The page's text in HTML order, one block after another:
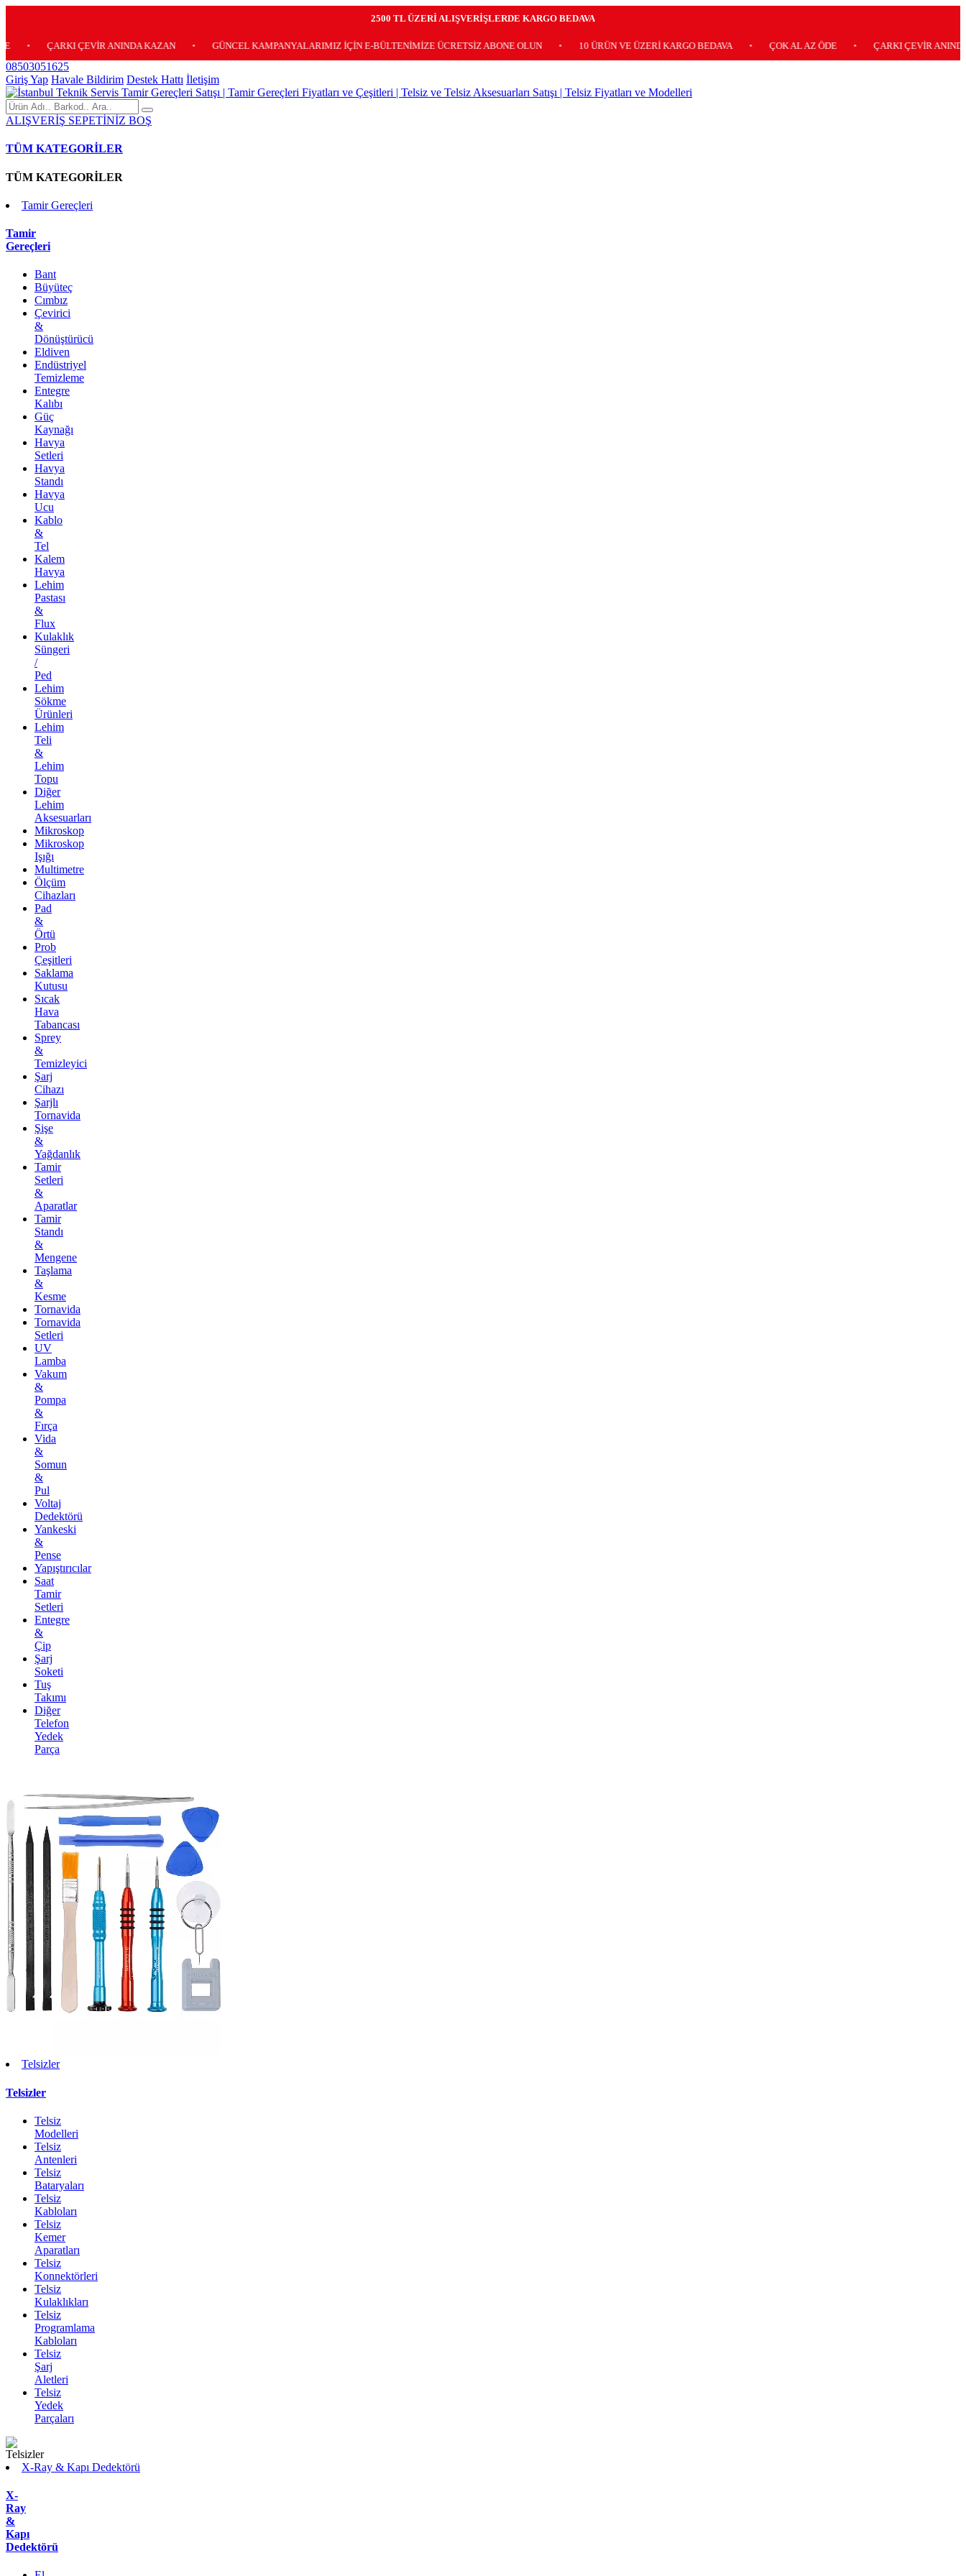
2500 TL ÜZERİ ALIŞVERİŞLERDE KARGO BEDAVA
ÇARKI ÇEVİR ANINDA KAZAN • GÜNCEL KAMPANYALARIMIZ İÇİN E-BÜLTENİMİZE ÜCRETSİZ ABONE OLUN • 10 ÜRÜN VE ÜZERİ KARGO BEDAVA • ÇOK AL AZ ÖDE • ÇARKI ÇEVİR ANINDA KAZAN
08503051625
Giriş Yap Havale Bildirim Destek Hattı İletişim
ALIŞVERİŞ SEPETİNİZ BOŞ
TÜM KATEGORİLER
TÜM KATEGORİLER
Tamir Gereçleri
Tamir
Gereçleri
Bant
Büyüteç
Cımbız
Çevirici
&
Dönüştürücü
Eldiven
Endüstriyel
Temizleme
Entegre
Kalıbı
Güç
Kaynağı
Havya
Setleri
Havya
Standı
Havya
Ucu
Kablo
&
Tel
Kalem
Havya
Lehim
Pastası
&
Flux
Kulaklık
Süngeri
/
Ped
Lehim
Sökme
Ürünleri
Lehim
Teli
&
Lehim
Topu
Diğer
Lehim
Aksesuarları
Mikroskop
Mikroskop
Işığı
Multimetre
Ölçüm
Cihazları
Pad
&
Örtü
Prob
Çeşitleri
Saklama
Kutusu
Sıcak
Hava
Tabancası
Sprey
&
Temizleyici
Şarj
Cihazı
Şarjlı
Tornavida
Şişe
&
Yağdanlık
Tamir
Setleri
&
Aparatlar
Tamir
Standı
&
Mengene
Taşlama
&
Kesme
Tornavida
Tornavida
Setleri
UV
Lamba
Vakum
&
Pompa
&
Fırça
Vida
&
Somun
&
Pul
Voltaj
Dedektörü
Yankeski
&
Pense
Yapıştırıcılar
Saat
Tamir
Setleri
Entegre
&
Çip
Şarj
Soketi
Tuş
Takımı
Diğer
Telefon
Yedek
Parça
Telsizler
Telsizler
Telsiz
Modelleri
Telsiz
Antenleri
Telsiz
Bataryaları
Telsiz
Kabloları
Telsiz
Kemer
Aparatları
Telsiz
Konnektörleri
Telsiz
Kulaklıkları
Telsiz
Programlama
Kabloları
Telsiz
Şarj
Aletleri
Telsiz
Yedek
Parçaları
X-Ray & Kapı Dedektörü
X-
Ray
&
Kapı
Dedektörü